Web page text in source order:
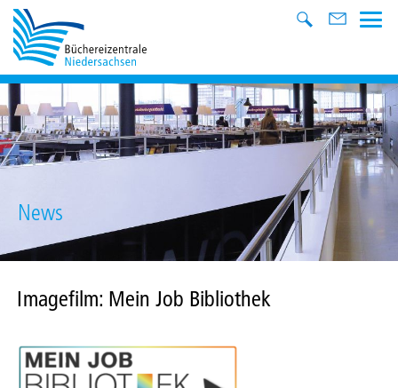
News
Imagefilm: Mein Job Bibliothek